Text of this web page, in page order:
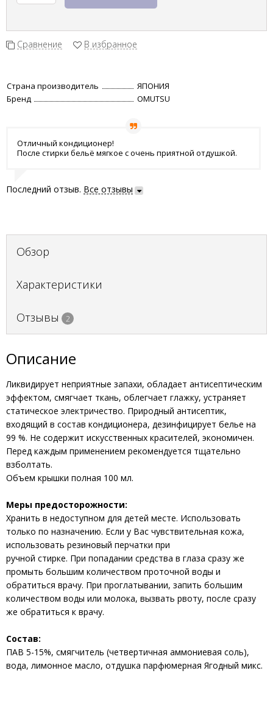
Сравнение В избранное
Страна производитель
ЯПОНИЯ
Бренд
OMUTSU
Отличный кондиционер!
После стирки бельё мягкое с очень приятной отдушкой.
Последний отзыв. Все отзывы
Обзор
Характеристики
Отзывы 2
Описание
Ликвидирует неприятные запахи, обладает антисептическим
эффектом, смягчает ткань, облегчает глажку, устраняет
статическое электричество. Природный антисептик,
входящий в состав кондиционера, дезинфицирует белье на
99 %. Не содержит искусственных красителей, экономичен.
Перед каждым применением рекомендуется тщательно
взболтать.
Объем крышки полная 100 мл.
Меры предосторожности:
Хранить в недоступном для детей месте. Использовать
только по назначению. Если у Вас чувствительная кожа,
использовать резиновый перчатки при
ручной стирке. При попадании средства в глаза сразу же
промыть большим количеством проточной воды и
обратиться врачу. При проглатывании, запить большим
количеством воды или молока, вызвать рвоту, после сразу
же обратиться к врачу.
Состав:
ПАВ 5-15%, смягчитель (четвертичная аммониевая соль),
вода, лимонное масло, отдушка парфюмерная Ягодный микс.